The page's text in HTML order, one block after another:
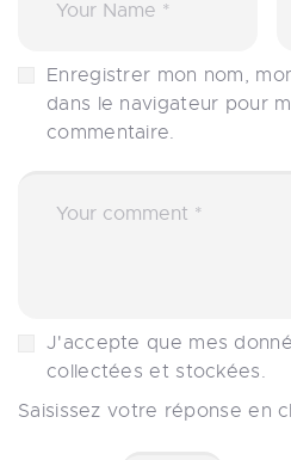
Enregistrer mon nom,
dans le navigateur pour
commentaire.
J'accepte que mes
collectées et stockées.
Saisissez votre réponse en